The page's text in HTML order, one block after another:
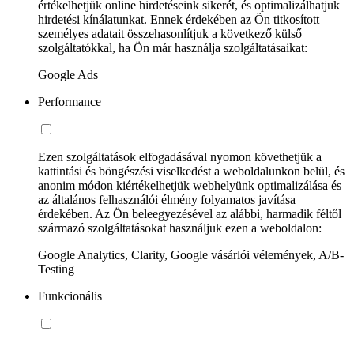
értékelhetjük online hirdetéseink sikerét, és optimalizálhatjuk
hirdetési kínálatunkat. Ennek érdekében az Ön titkosított
személyes adatait összehasonlítjuk a következő külső
szolgáltatókkal, ha Ön már használja szolgáltatásaikat:
Google Ads
Performance
Ezen szolgáltatások elfogadásával nyomon követhetjük a
kattintási és böngészési viselkedést a weboldalunkon belül, és
anonim módon kiértékelhetjük webhelyünk optimalizálása és
az általános felhasználói élmény folyamatos javítása
érdekében. Az Ön beleegyezésével az alábbi, harmadik féltől
származó szolgáltatásokat használjuk ezen a weboldalon:
Google Analytics, Clarity, Google vásárlói vélemények, A/B-
Testing
Funkcionális